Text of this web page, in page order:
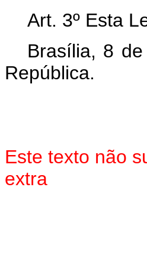
Art. 3º Esta
Brasília, 8
República.
Este texto não
extra